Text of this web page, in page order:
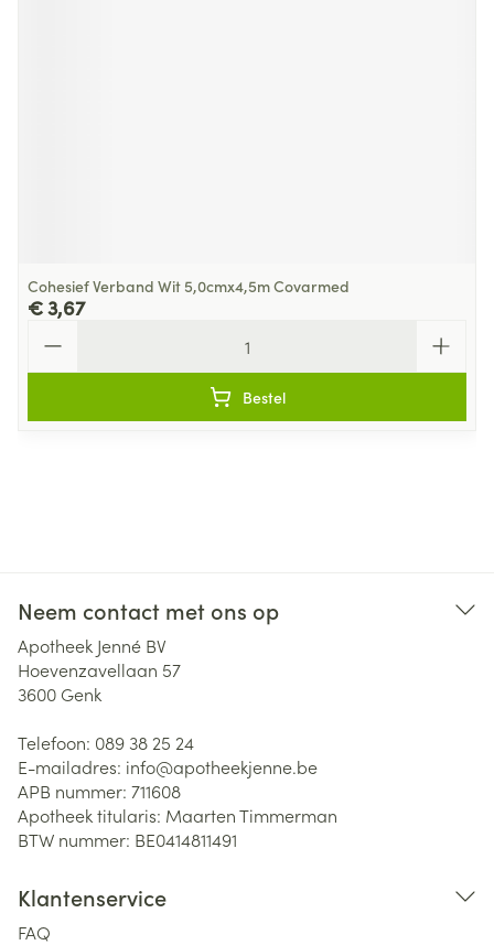
Cohesief Verband Wit 5,0cmx4,5m Covarmed
€ 3,67
Bestel
Neem contact met ons op
Apotheek Jenné BV
Hoevenzavellaan 57
3600 Genk
Telefoon: 089 38 25 24
E-mailadres: info@apotheekjenne.be
APB nummer: 711608
Apotheek titularis: Maarten Timmerman
BTW nummer: BE0414811491
Klantenservice
FAQ